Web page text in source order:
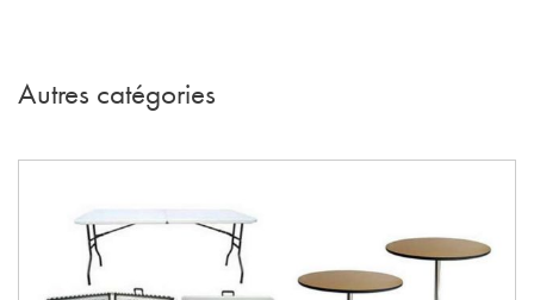
Autres catégories